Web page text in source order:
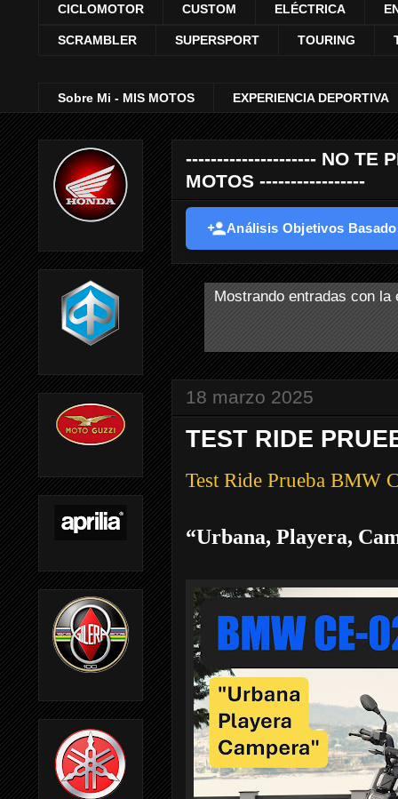
CICLOMOTOR CUSTOM ELÉCTRICA
SCRAMBLER SUPERSPORT TOURING
Sobre Mi - MIS MOTOS EXPERIENCIA DEPORTIVA
--------------------- NO TE
MOTOS -----------------
Análisis Objetivos
Mostrando entradas con
18 marzo 2025
TEST RIDE
Test Ride Prueba BMW
“Urbana, Playera,